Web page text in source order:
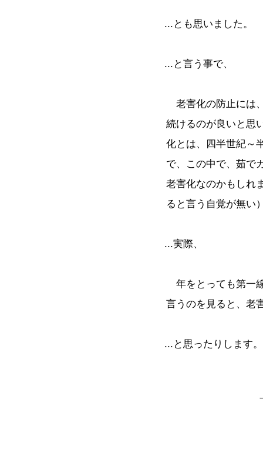
...とも思いました。
...と言う事で、
老害化の防止には
続けるのが良いと思
化とは、四半世紀～
で、この中で、茹で
老害化なのかもしれ
ると言う自覚が無い
...実際、
年をとっても第一
言うのを見ると、老
...と思ったりします。